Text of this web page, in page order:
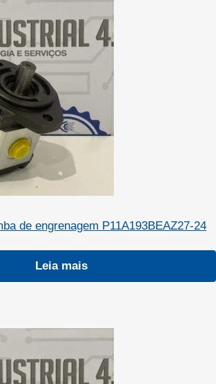
de engrenagem P11A193BEAZ27-24
Leia mais